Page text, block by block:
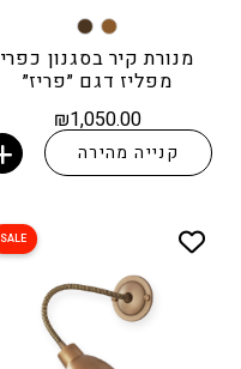
מנורת קיר בסגנון כפרי
מפליז דגם ״פריז״
₪1,050.00
קנייה מהירה
SALE